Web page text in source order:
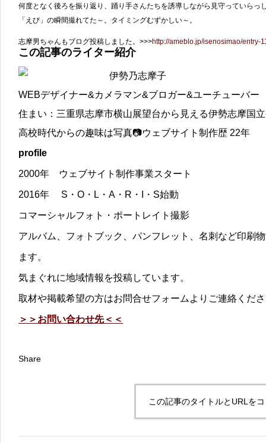
何度となく後ろを振り返り、踊り手さんたちを誘導しながら見守っていらっ
「えび」の瞬間撮れてた～。タイミングむずかしい～。
志摩男ちゃんもブログ投稿しました。>>>http://ameblo.jp/isenosimao/entry-
この記事のライター紹介
伊勢乃志摩子
WEBデザイナー&カメラマン&ブロガー&ユーチューバー
住まい：三重県志摩市横山展望台から見える伊勢志摩国
高校時代からの趣味は写真📷ウェブサイト制作歴 22年
profile
2000年 ウェブサイト制作事業スタート
2016年 S・O・L・A・R・I・S始動
コマーシャルフォト・ポートレイト撮影
アルバム、フォトブック、パンフレット、名刺など印刷
ます。
気まぐれに地域情報を投稿しています。
取材や掲載希望の方はお問合せフォームよりご連絡くだ
＞＞お問い合わせ先＜＜
Share
この記事のタイトルとURLを